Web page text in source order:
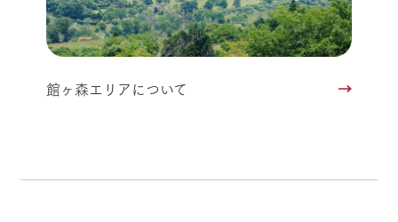
館ヶ森エリアについて